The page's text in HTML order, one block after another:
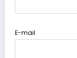
E-mail